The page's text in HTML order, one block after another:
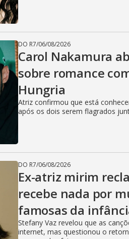
DO R7/06/08/2026
Carol Nakamura
sobre romance
Hungria
Atriz confirmou que está
após os dois serem flagrados
DO R7/06/08/2026
Ex-atriz mirim
recebe nada por
famosas da
Stefany Vaz revelou que as
internet, mas questionou o